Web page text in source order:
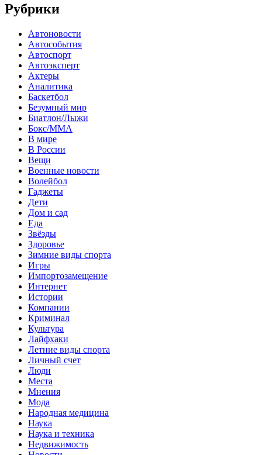
Рубрики
Автоновости
Автособытия
Автоспорт
Автоэксперт
Актеры
Аналитика
Баскетбол
Безумный мир
Биатлон/Лыжи
Бокс/MMA
В мире
В России
Вещи
Военные новости
Волейбол
Гаджеты
Дети
Дом и сад
Еда
Звёзды
Здоровье
Зимние виды спорта
Игры
Импортозамещение
Интернет
Истории
Компании
Криминал
Культура
Лайфхаки
Летние виды спорта
Личный счет
Люди
Места
Мнения
Мода
Народная медицина
Наука
Наука и техника
Недвижимость